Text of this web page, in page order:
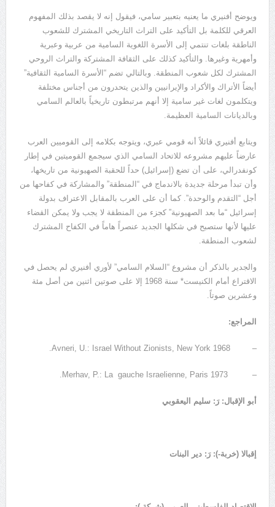
ويوضح أفنيري ما يعنيه بتعبير سامي، فيقول إنه لا يقصد بذلك المفهوم
العرقي للكلمة بل التأكيد على التراث التاريخي المشترك للشعوب
الناطقة بلغات تنتمي إلى الأسرة اللغوية السامية من عربية وعبرية
وأمهرية وغيرها. والتأكيد كذلك على الثقافة المشتركة والتراث الروحي
المشترك لكل شعوب المنطقة. وبالتالي تضم “الأسرة السامية الثقافية”
أيضاً الأتراك والأكراد والإيرانيين والذين يتحدرون من أجناس مختلفة
ويتكلمون لغات غير سامية إلا أنهم مرتبطون تاريخياً بالعالم السامي
وبالديانات السامية العظيمة.
ويتابع أفنيري قائلاً أنه قومي عبري، ويتوجه بكلامه إلى القوميين العرب
عارضاً عليهم مشروعه للاتحاد السامي الذي سيجمع القوميتين في إطار
كونفدرالي، على أن تضع (إسرائيل) حداً للحقبة الصهيونية من تاريخها،
وأن تبدأ مرحلة جديدة بالاندماج في “المنطقة” والمشاركة في كفاحها من
أجل “التقدم والوحدة”. كما أن على العرب بالمقابل الاعتراف بدولة
إسرائيل “ما بعد الصهيونية” كجزء من المنطقة لا يجب ولا يمكن القضاء
عليها لأنها ستصبح في شكلها الجديد عنصراً هاماً في الكفاح المشترك
لشعوب المنطقة.
والجدير بالذكر أن مشروع “السلام السامي” لأوري أفنيري لم يحصل في
الاقتراع أمام الكنيست* سنة 1968 إلا على صوتين اثنين من أصل مئة
وعشرين صوتاً.
المراجع:
– Avneri, U.: Israel Without Zionists, New York 1968.
– Merhav, P.: La gauche Israelienne, Paris 1973.
أبو الإقبال: رَ: سليم اليعقوبي
إقبالا (خربة-): رَ: دير البنات